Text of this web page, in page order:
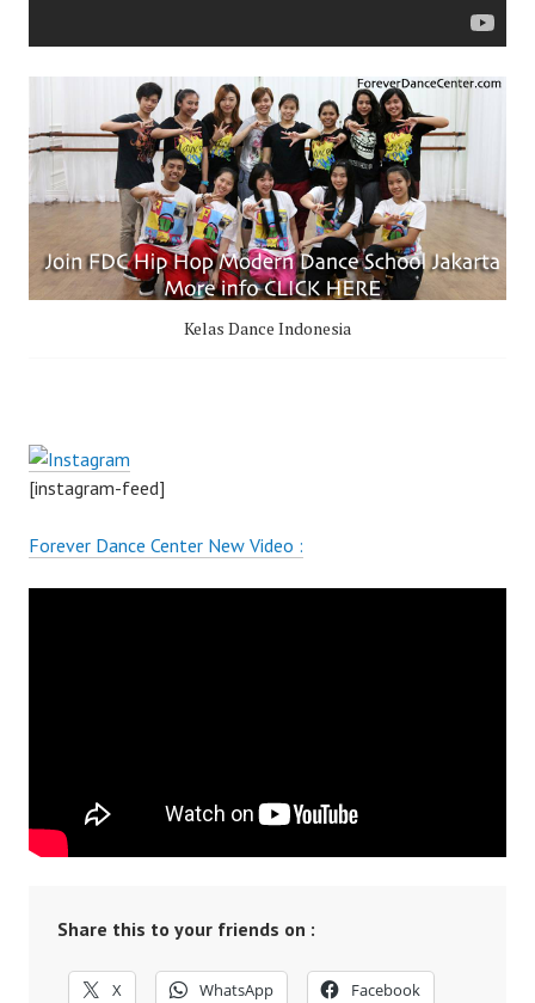
Kelas Dance Indonesia
[instagram-feed]
Forever Dance Center New Video :
Share this to your friends on :
X WhatsApp Facebook